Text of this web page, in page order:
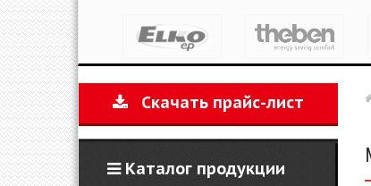
Скачать прайс-лист
Каталог продукции